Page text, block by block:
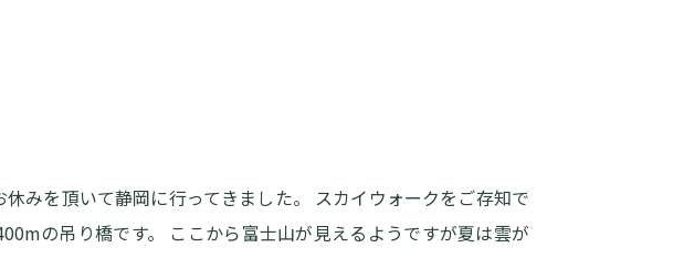
みを頂いて静岡に行ってきました。 スカイウォークをご存知で
の吊り橋です。 ここから富士山が見えるようですが夏は雲が